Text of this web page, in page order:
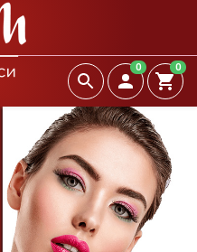
0 0